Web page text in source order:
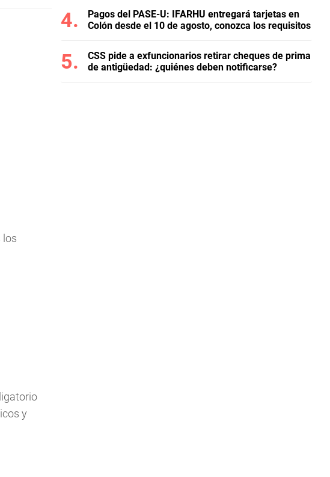
los
y
Pagos del PASE-U: IFARHU entregará tarjetas en
Colón desde el 10 de agosto, conozca los requisitos
CSS pide a exfuncionarios retirar cheques de prima
de antigüedad: ¿quiénes deben notificarse?